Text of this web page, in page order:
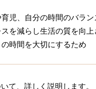
児、自分の時間のバラ
スを減らし生活の質を向
時間を大切にするため
て、詳しく説明します。